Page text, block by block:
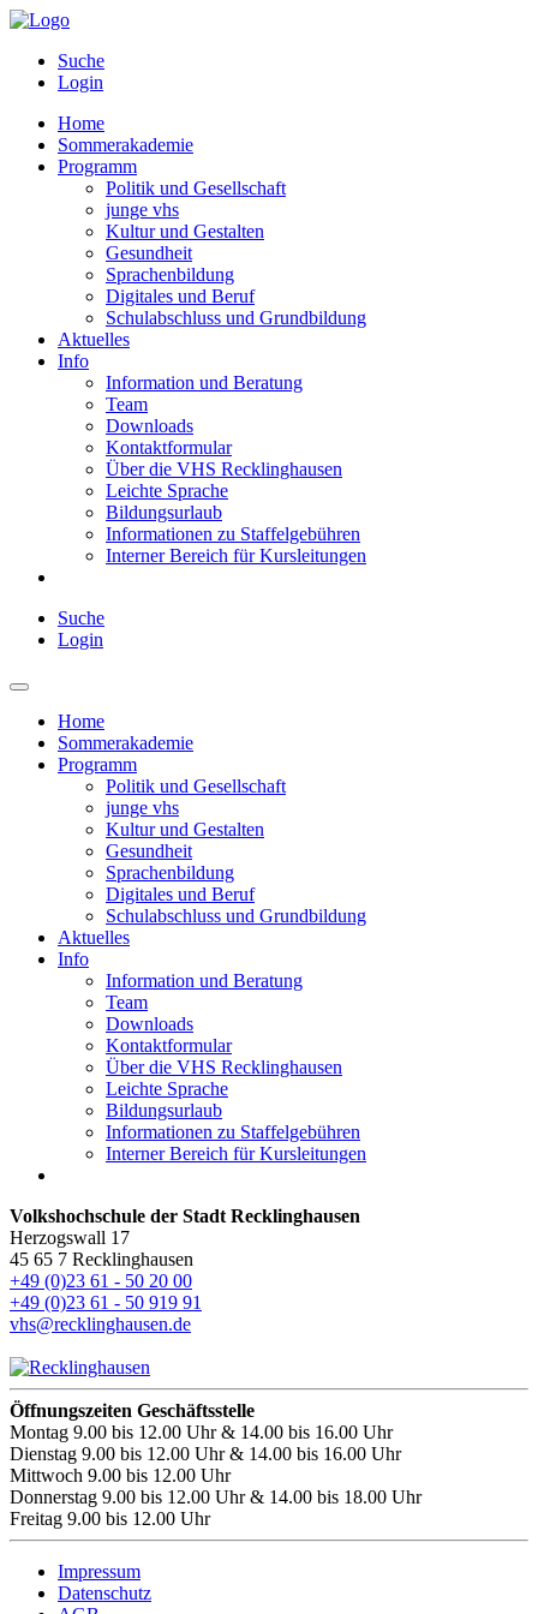
Suche
Login
Home
Sommerakademie
Programm
Politik und Gesellschaft
junge vhs
Kultur und Gestalten
Gesundheit
Sprachenbildung
Digitales und Beruf
Schulabschluss und Grundbildung
Aktuelles
Info
Information und Beratung
Team
Downloads
Kontaktformular
Über die VHS Recklinghausen
Leichte Sprache
Bildungsurlaub
Informationen zu Staffelgebühren
Interner Bereich für Kursleitungen
Suche
Login
Home
Sommerakademie
Programm
Politik und Gesellschaft
junge vhs
Kultur und Gestalten
Gesundheit
Sprachenbildung
Digitales und Beruf
Schulabschluss und Grundbildung
Aktuelles
Info
Information und Beratung
Team
Downloads
Kontaktformular
Über die VHS Recklinghausen
Leichte Sprache
Bildungsurlaub
Informationen zu Staffelgebühren
Interner Bereich für Kursleitungen
Volkshochschule der Stadt Recklinghausen
Herzogswall 17
45 65 7 Recklinghausen
+49 (0)23 61 - 50 20 00
+49 (0)23 61 - 50 919 91
vhs@recklinghausen.de
Öffnungszeiten Geschäftsstelle
Montag 9.00 bis 12.00 Uhr & 14.00 bis 16.00 Uhr
Dienstag 9.00 bis 12.00 Uhr & 14.00 bis 16.00 Uhr
Mittwoch 9.00 bis 12.00 Uhr
Donnerstag 9.00 bis 12.00 Uhr & 14.00 bis 18.00 Uhr
Freitag 9.00 bis 12.00 Uhr
Impressum
Datenschutz